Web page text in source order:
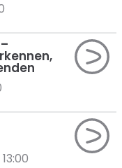
13:00